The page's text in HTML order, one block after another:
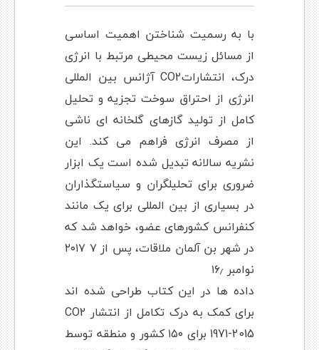
با به رسمیت شناختن اهمیت اساسی
از مسائل زیست محیطی مرتبط با انرژی
درک، انتشاراتCO2 آژانس بین المللی
انرژی از احتراق سوخت تجزیه و تحلیل
کامل از تولید گازهای گلخانه ای ناشی
از مصرف انرژی فراهم می کند. این
نشریه سالانه تبدیل شده است یک ابزار
ضروری برای تحلیلگران و سیاستگذاران
در بسیاری از بین المللی برای یک مانند
کنفرانس کشورهای عضو، خواهد شد که
در شهر بن آلمان ملاقات، پس از ۷ ۲۰۱۷
نوامبر ۱۶٫
داده ها در این کتاب طراحی شده اند
برای کمک به درک تکامل از انتشار CO2
1971-2015 برای ۱۵۰ کشور و منطقه توسط